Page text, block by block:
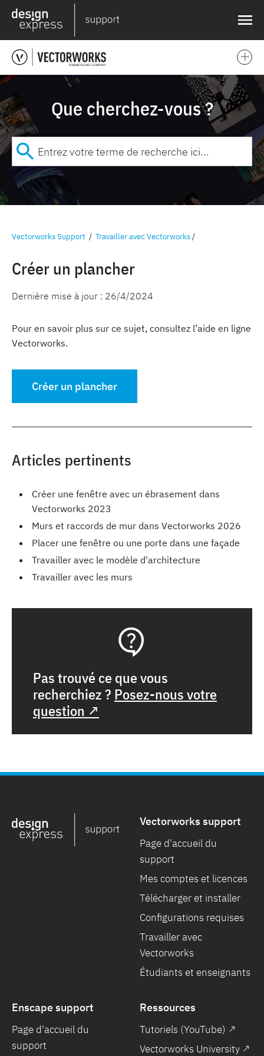
❌
Que cherchez-vous ?
Vectorworks Support / Travailler avec Vectorworks/
Créer un plancher
Dernière mise à jour : 26/4/2024
Pour en savoir plus sur ce sujet, consultez l’aide en ligne
Vectorworks.
Créer un plancher
Articles pertinents
Créer une fenêtre avec un ébrasement dans
Vectorworks 2023
Murs et raccords de mur dans Vectorworks 2026
Placer une fenêtre ou une porte dans une façade
Travailler avec le modèle d'architecture
Travailler avec les murs
Pas trouvé ce que vous
recherchiez ? Posez-nous votre
question ↗
Vectorworks support
Page d'accueil du
support
Mes comptes et licences
Télécharger et installer
Configurations requises
Travailler avec
Vectorworks
Étudiants et enseignants
Enscape support
Page d'accueil du
support
Ressources
Tutoriels (YouTube) ↗
Vectorworks University ↗